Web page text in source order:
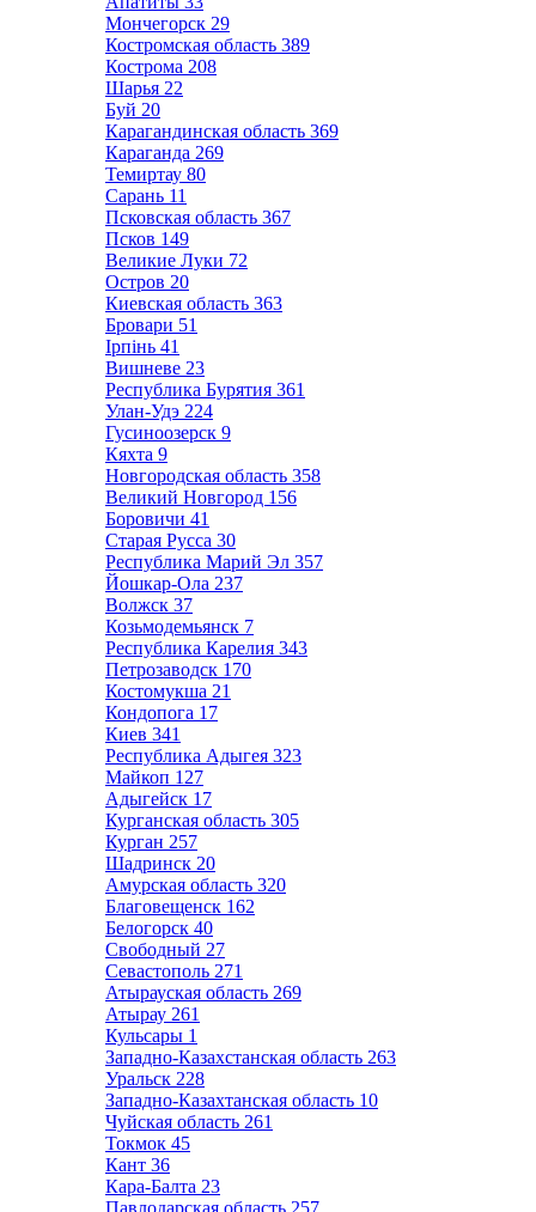
Мончегорск 29
Костромская область 389
Кострома 208
Шарья 22
Буй 20
Карагандинская область 369
Караганда 269
Темиртау 80
Сарань 11
Псковская область 367
Псков 149
Великие Луки 72
Остров 20
Киевская область 363
Бровари 51
Ірпінь 41
Вишневе 23
Республика Бурятия 361
Улан-Удэ 224
Гусиноозерск 9
Кяхта 9
Новгородская область 358
Великий Новгород 156
Боровичи 41
Старая Русса 30
Республика Марий Эл 357
Йошкар-Ола 237
Волжск 37
Козьмодемьянск 7
Республика Карелия 343
Петрозаводск 170
Костомукша 21
Кондопога 17
Киев 341
Республика Адыгея 323
Майкоп 127
Адыгейск 17
Курганская область 305
Курган 257
Шадринск 20
Амурская область 320
Благовещенск 162
Белогорск 40
Свободный 27
Севастополь 271
Атырауская область 269
Атырау 261
Кульсары 1
Западно-Казахстанская область 263
Уральск 228
Западно-Казахтанская область 10
Чуйская область 261
Токмок 45
Кант 36
Кара-Балта 23
Павлодарская область 257